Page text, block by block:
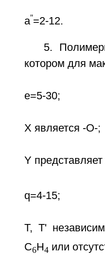
a''=2-12.
5.
котором для
е=5-30;
Х является -O-;
Y
q=4-15;
Т, Т'
С6Н4 или